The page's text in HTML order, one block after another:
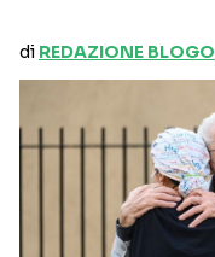
di REDAZIONE BLOGO